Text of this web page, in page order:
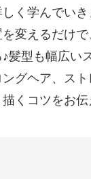
く学んでい
変えるだけ
髪型も幅広い
グヘア、ス
くコツをお伝